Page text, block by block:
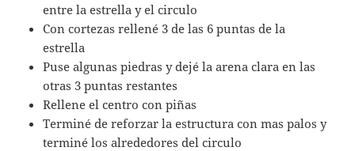
entre la estrella y el circulo
Con cortezas rellené 3 de las 6 puntas de la
estrella
Puse algunas piedras y dejé la arena clara en las
otras 3 puntas restantes
Rellene el centro con piñas
Terminé de reforzar la estructura con mas palos y
terminé los alrededores del circulo